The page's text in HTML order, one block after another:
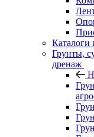
Каталоги
Грунты,
дренаж